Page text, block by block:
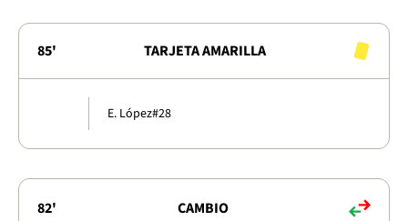
85' TARJETA AMARILLA
E. López#28
82' CAMBIO